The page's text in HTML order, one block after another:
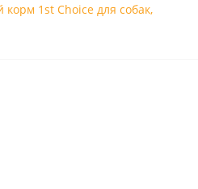
корм 1st Choice для собак,